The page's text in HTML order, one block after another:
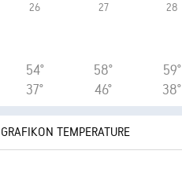
26
54°
37°
27
58°
46°
28
59°
38°
GRAFIKON TEMPERATURE